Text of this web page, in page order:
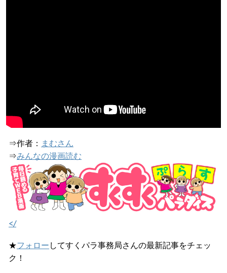
⇒作者： まむさん
⇒みんなの漫画読む
</
★フォロー してすくパラ事務局さんの最新記事をチェッ
ク！